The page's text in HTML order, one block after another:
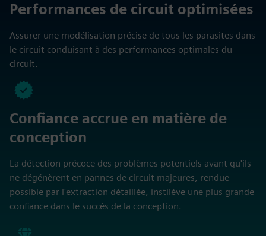
Performances de circuit optimisées
Assurer une modélisation précise de tous les parasites dans
le circuit conduisant à des performances optimales du
circuit.
Confiance accrue en matière de
conception
La détection précoce des problèmes potentiels avant qu'ils
ne dégénèrent en pannes de circuit majeures, rendue
possible par l'extraction détaillée, instilève une plus grande
confiance dans le succès de la conception.